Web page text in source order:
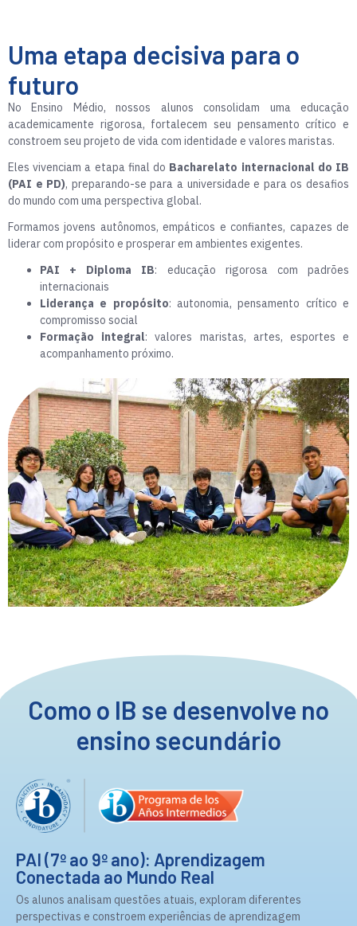
Uma etapa decisiva para o
futuro
No Ensino Médio, nossos alunos consolidam uma educação
academicamente rigorosa, fortalecem seu pensamento crítico e
constroem seu projeto de vida com identidade e valores maristas.
Eles vivenciam a etapa final do Bacharelato internacional do IB
(PAI e PD), preparando-se para a universidade e para os desafios
do mundo com uma perspectiva global.
Formamos jovens autônomos, empáticos e confiantes, capazes de
liderar com propósito e prosperar em ambientes exigentes.
PAI + Diploma IB: educação rigorosa com padrões
internacionais
Liderança e propósito: autonomia, pensamento crítico e
compromisso social
Formação integral: valores maristas, artes, esportes e
acompanhamento próximo.
Como o IB se desenvolve no
ensino secundário
PAI (7º ao 9º ano): Aprendizagem
Conectada ao Mundo Real
Os alunos analisam questões atuais, exploram diferentes
perspectivas e constroem experiências de aprendizagem